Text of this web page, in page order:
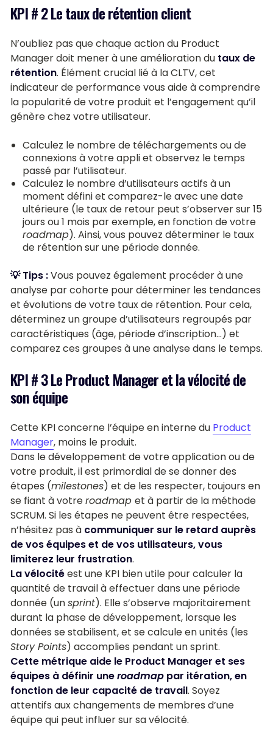
KPI # 2 Le taux de rétention client
N’oubliez pas que chaque action du Product
Manager doit mener à une amélioration du taux de
rétention. Élément crucial lié à la CLTV, cet
indicateur de performance vous aide à comprendre
la popularité de votre produit et l’engagement qu’il
génère chez votre utilisateur.
Calculez le nombre de téléchargements ou de
connexions à votre appli et observez le temps
passé par l’utilisateur.
Calculez le nombre d’utilisateurs actifs à un
moment défini et comparez-le avec une date
ultérieure (le taux de retour peut s’observer sur 15
jours ou 1 mois par exemple, en fonction de votre
roadmap). Ainsi, vous pouvez déterminer le taux
de rétention sur une période donnée.
💡 Tips :Vous pouvez également procéder à une
analyse par cohorte pour déterminer les tendances
et évolutions de votre taux de rétention. Pour cela,
déterminez un groupe d’utilisateurs regroupés par
caractéristiques (âge, période d’inscription…) et
comparez ces groupes à une analyse dans le temps.
KPI # 3 Le Product Manager et la vélocité de
son équipe
Cette KPI concerne l’équipe en interne du Product
Manager, moins le produit.
Dans le développement de votre application ou de
votre produit, il est primordial de se donner des
étapes (milestones) et de les respecter, toujours en
se fiant à votreroadmap et à partir de la méthode
SCRUM. Si les étapes ne peuvent être respectées,
n’hésitez pas à communiquer sur le retard auprès
de vos équipes et de vos utilisateurs, vous
limiterez leur frustration.
La vélocitéest une KPI bien utile pour calculer la
quantité de travail à effectuer dans une période
donnée (unsprint). Elle s’observe majoritairement
durant la phase de développement, lorsque les
données se stabilisent, et se calcule en unités (les
Story Points) accomplies pendant un sprint.
Cette métrique aide le Product Manager et ses
équipes à définir uneroadmap par itération, en
fonction de leur capacité de travail. Soyez
attentifs aux changements de membres d’une
équipe qui peut influer sur sa vélocité.